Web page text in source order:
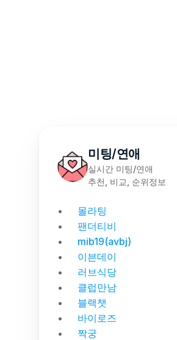
미팅/연애
실시간 미팅/연애
추천, 비교, 순위정보
몰라팅
팬더티비
mib19(avbj)
이븐데이
러브식당
클럽만남
블랙챗
바이로즈
짝궁